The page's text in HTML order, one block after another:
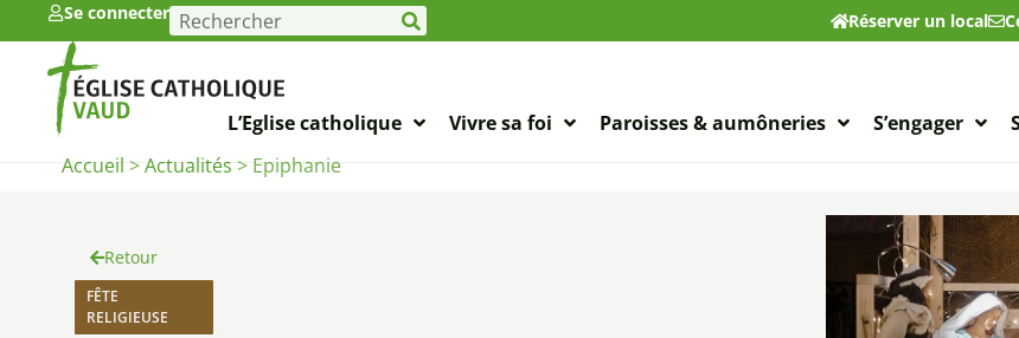
Se connecter Réserver un local
L’Eglise catholique Vivre sa foi Paroisses & aumôneries S’engager
Accueil >Actualités > Epiphanie
Retour
FÊTE
RELIGIEUSE